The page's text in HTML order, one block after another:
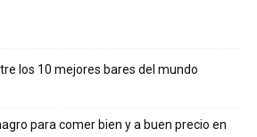
los 10 mejores bares del mundo
para comer bien y a buen precio en